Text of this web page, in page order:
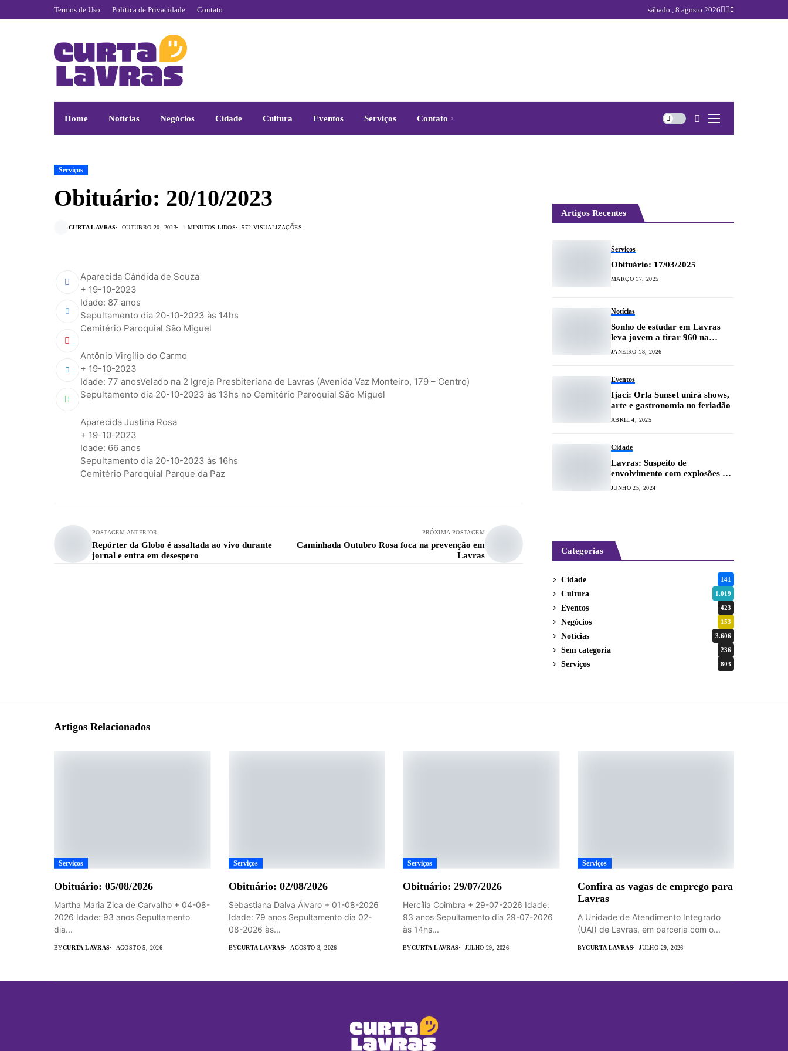
Termos de Uso Política de Privacidade Contato sábado , 8 agosto 2026
Home Notícias Negócios Cidade Cultura Eventos Serviços Contato
Serviços
Obituário: 20/10/2023
CURTA LAVRAS OUTUBRO 20, 2023 1 MINUTOS LIDOS 572 VISUALIZAÇÕES
Aparecida Cândida de Souza
+ 19-10-2023
Idade: 87 anos
Sepultamento dia 20-10-2023 às 14hs
Cemitério Paroquial São Miguel
Antônio Virgílio do Carmo
+ 19-10-2023
Idade: 77 anosVelado na 2 Igreja Presbiteriana de Lavras (Avenida Vaz Monteiro, 179 – Centro)
Sepultamento dia 20-10-2023 às 13hs no Cemitério Paroquial São Miguel
Aparecida Justina Rosa
+ 19-10-2023
Idade: 66 anos
Sepultamento dia 20-10-2023 às 16hs
Cemitério Paroquial Parque da Paz
POSTAGEM ANTERIOR
Repórter da Globo é assaltada ao vivo durante
jornal e entra em desespero
PRÓXIMA POSTAGEM
Caminhada Outubro Rosa foca na prevenção em
Lavras
Artigos Recentes
Serviços
Obituário: 17/03/2025
MARÇO 17, 2025
Notícias
Sonho de estudar em Lavras
leva jovem a tirar 960 na
redação do Enem
JANEIRO 18, 2026
Eventos
Ijaci: Orla Sunset unirá shows,
arte e gastronomia no feriadão
ABRIL 4, 2025
Cidade
Lavras: Suspeito de
envolvimento com explosões de
caixa eletrônico é preso
JUNHO 25, 2024
Categorias
Cidade 141
Cultura 1.019
Eventos 423
Negócios 153
Notícias 3.606
Sem categoria 236
Serviços 803
Artigos Relacionados
Serviços
Obituário: 05/08/2026
Martha Maria Zica de Carvalho + 04-08-
2026 Idade: 93 anos Sepultamento
dia...
BYCURTA LAVRAS AGOSTO 5, 2026
Serviços
Obituário: 02/08/2026
Sebastiana Dalva Álvaro + 01-08-2026
Idade: 79 anos Sepultamento dia 02-
08-2026 às...
BYCURTA LAVRAS AGOSTO 3, 2026
Serviços
Obituário: 29/07/2026
Hercília Coimbra + 29-07-2026 Idade:
93 anos Sepultamento dia 29-07-2026
às 14hs...
BYCURTA LAVRAS JULHO 29, 2026
Serviços
Confira as vagas de emprego para
Lavras
A Unidade de Atendimento Integrado
(UAI) de Lavras, em parceria com o...
BYCURTA LAVRAS JULHO 29, 2026